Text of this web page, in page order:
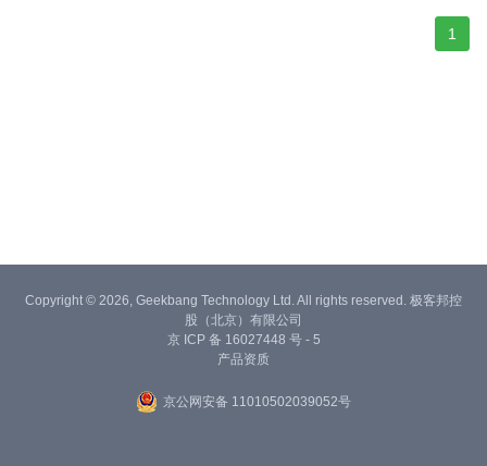
1
Copyright © 2026, Geekbang Technology Ltd. All rights reserved. 极客邦控
股（北京）有限公司
京 ICP 备 16027448 号 - 5
产品资质
京公网安备 11010502039052号